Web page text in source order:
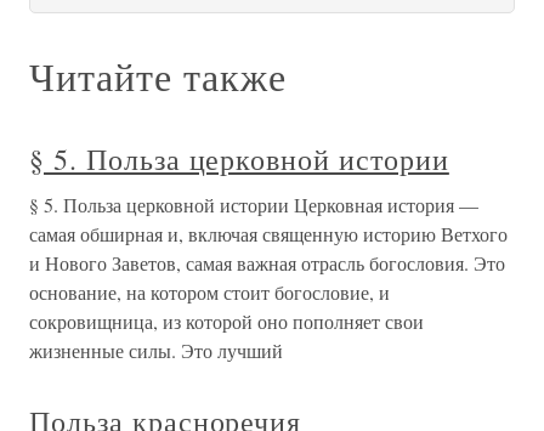
Читайте также
§ 5. Польза церковной истории
§ 5. Польза церковной истории Церковная история —
самая обширная и, включая священную историю Ветхого
и Нового Заветов, самая важная отрасль богословия. Это
основание, на котором стоит богословие, и
сокровищница, из которой оно пополняет свои
жизненные силы. Это лучший
Польза красноречия